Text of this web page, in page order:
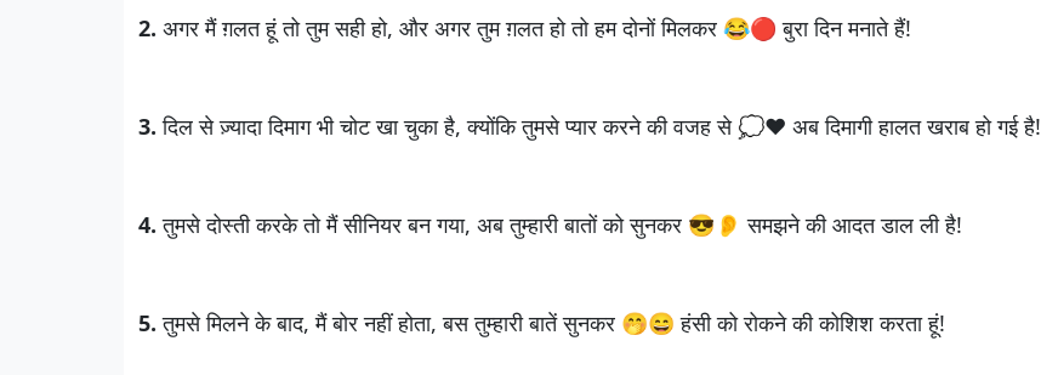
2. अगर मैं ग़लत हूं तो तुम सही हो, और अगर तुम ग़लत हो तो हम दोनों मिलकर 😂🔴 बुरा दिन मनाते हैं!
3.दिल से ज़्यादा दिमाग भी चोट खा चुका है, क्योंकि तुमसे प्यार करने की वजह से 💭❤️ अब दिमागी हालत खराब हो गई है!
4.तुमसे दोस्ती करके तो मैं सीनियर बन गया, अब तुम्हारी बातों को सुनकर 😎👂 समझने की आदत डाल ली है!
5.तुमसे मिलने के बाद, मैं बोर नहीं होता, बस तुम्हारी बातें सुनकर 🤭😄 हंसी को रोकने की कोशिश करता हूं!